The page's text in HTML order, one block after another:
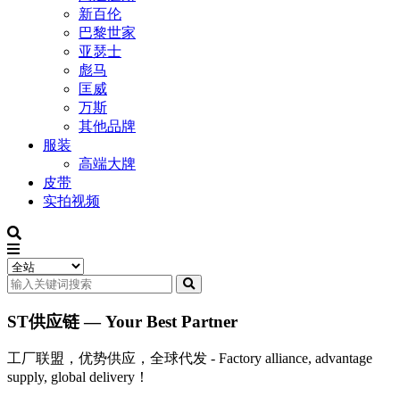
新百伦
巴黎世家
亚瑟士
彪马
匡威
万斯
其他品牌
服装
高端大牌
皮带
实拍视频
ST供应链 — Your Best Partner
工厂联盟，优势供应，全球代发 - Factory alliance, advantage
supply, global delivery！